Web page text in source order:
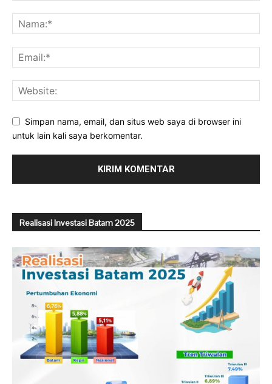
Simpan nama, email, dan situs web saya di browser ini
untuk lain kali saya berkomentar.
Realisasi Investasi Batam 2025